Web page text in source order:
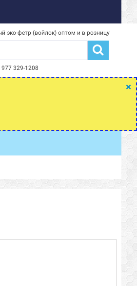
эко-фетр (войлок) оптом и в розницу
977 329-1208
×